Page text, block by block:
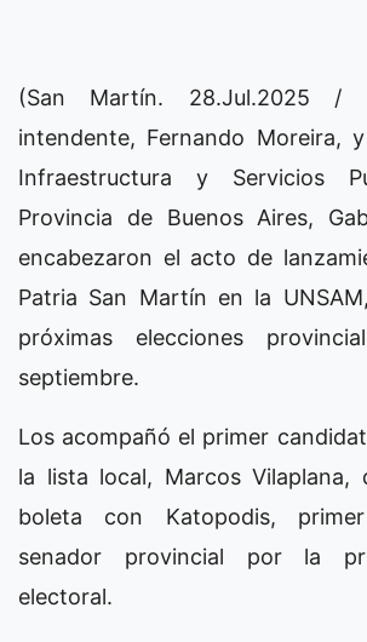
(San Martín. 28.Jul.2025 /
intendente, Fernando Moreira,
Infraestructura y Servicios
Provincia de Buenos Aires,
encabezaron el acto de
Patria San Martín en la
próximas elecciones
septiembre.
Los acompañó el primer
la lista local, Marcos Vilaplana,
boleta con Katopodis,
senador provincial por la
electoral.